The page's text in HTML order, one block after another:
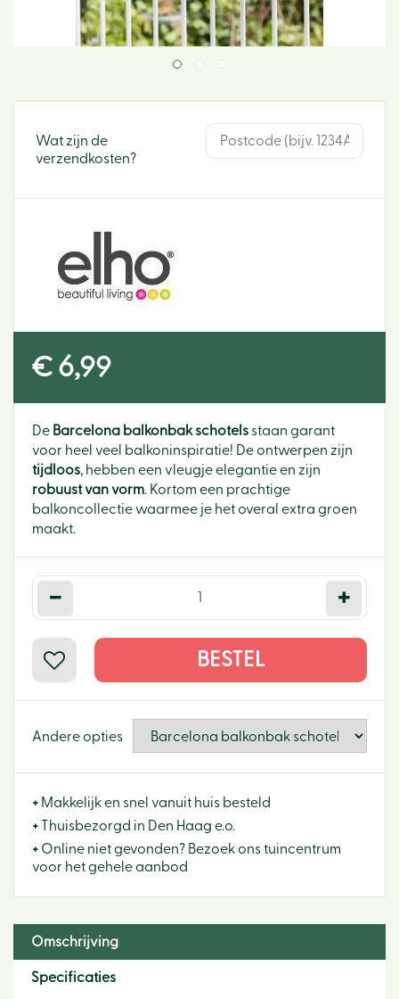
Wat zijn de
verzendkosten?
€ 6,99
De Barcelona balkonbak schotels staan garant
voor heel veel balkoninspiratie! De ontwerpen zijn
tijdloos, hebben een vleugje elegantie en zijn
robuust van vorm. Kortom een prachtige
balkoncollectie waarmee je het overal extra groen
maakt.
Andere opties
+ Makkelijk en snel vanuit huis besteld
+ Thuisbezorgd in Den Haag e.o.
+ Online niet gevonden? Bezoek ons tuincentrum
voor het gehele aanbod
Omschrijving
Specificaties